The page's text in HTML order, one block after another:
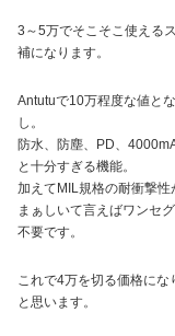
3～5万でそこそこ使える
補になります。
Antutuで10万程度な値と
し。
防水、防塵、PD、
と十分すぎる機能。
加えてMIL規格の耐衝撃性
まぁしいて言えばワンセ
不要です。
これで4万を切る価格に
と思います。